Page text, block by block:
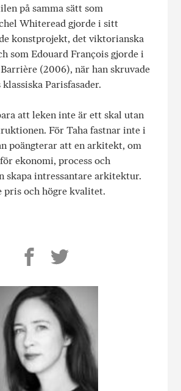
på samma sätt som
Whiteread gjorde i sitt
konstprojekt, det viktorianska
som Edouard François gjorde i
(2006), när han skruvade
Parisfasader.
att leken inte är ett skal utan
För Taha fastnar inte i
poängterar att en arkitekt, om
ekonomi, process och
skapa intressantare arkitektur.
pris och högre kvalitet.